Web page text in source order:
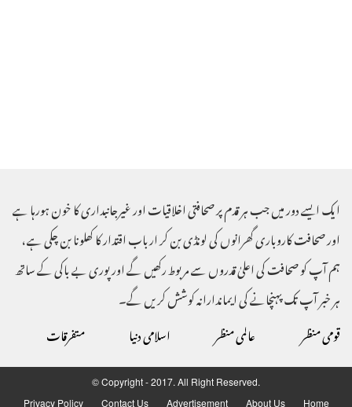
ایک ایسے دور میں جب ہر قدم پر صحافتی اخلاقیات اور غیرجانبداری کا خون ہورہا ہے
اور صحافت کاروباری گھرانوں کی لونڈی بن کر ارباب اقتدار کا کھلونا بن چکی ہے ،
ہم آپ کو صحافت کی اعلیٰ قدروں سے مربوط رکھیں گے اور پوری بے باکی کے ساتھ
ہر خبر آپ تک پہنچانے کی ایماندارانہ کوشش کریں گے۔
قومی منظر
عالمی منظر اسلامی دنیا متفرقات
© Copyright - 2017. All Right Reserved.
Home
About Us
Advertisement
Contact Us
Privacy Policy